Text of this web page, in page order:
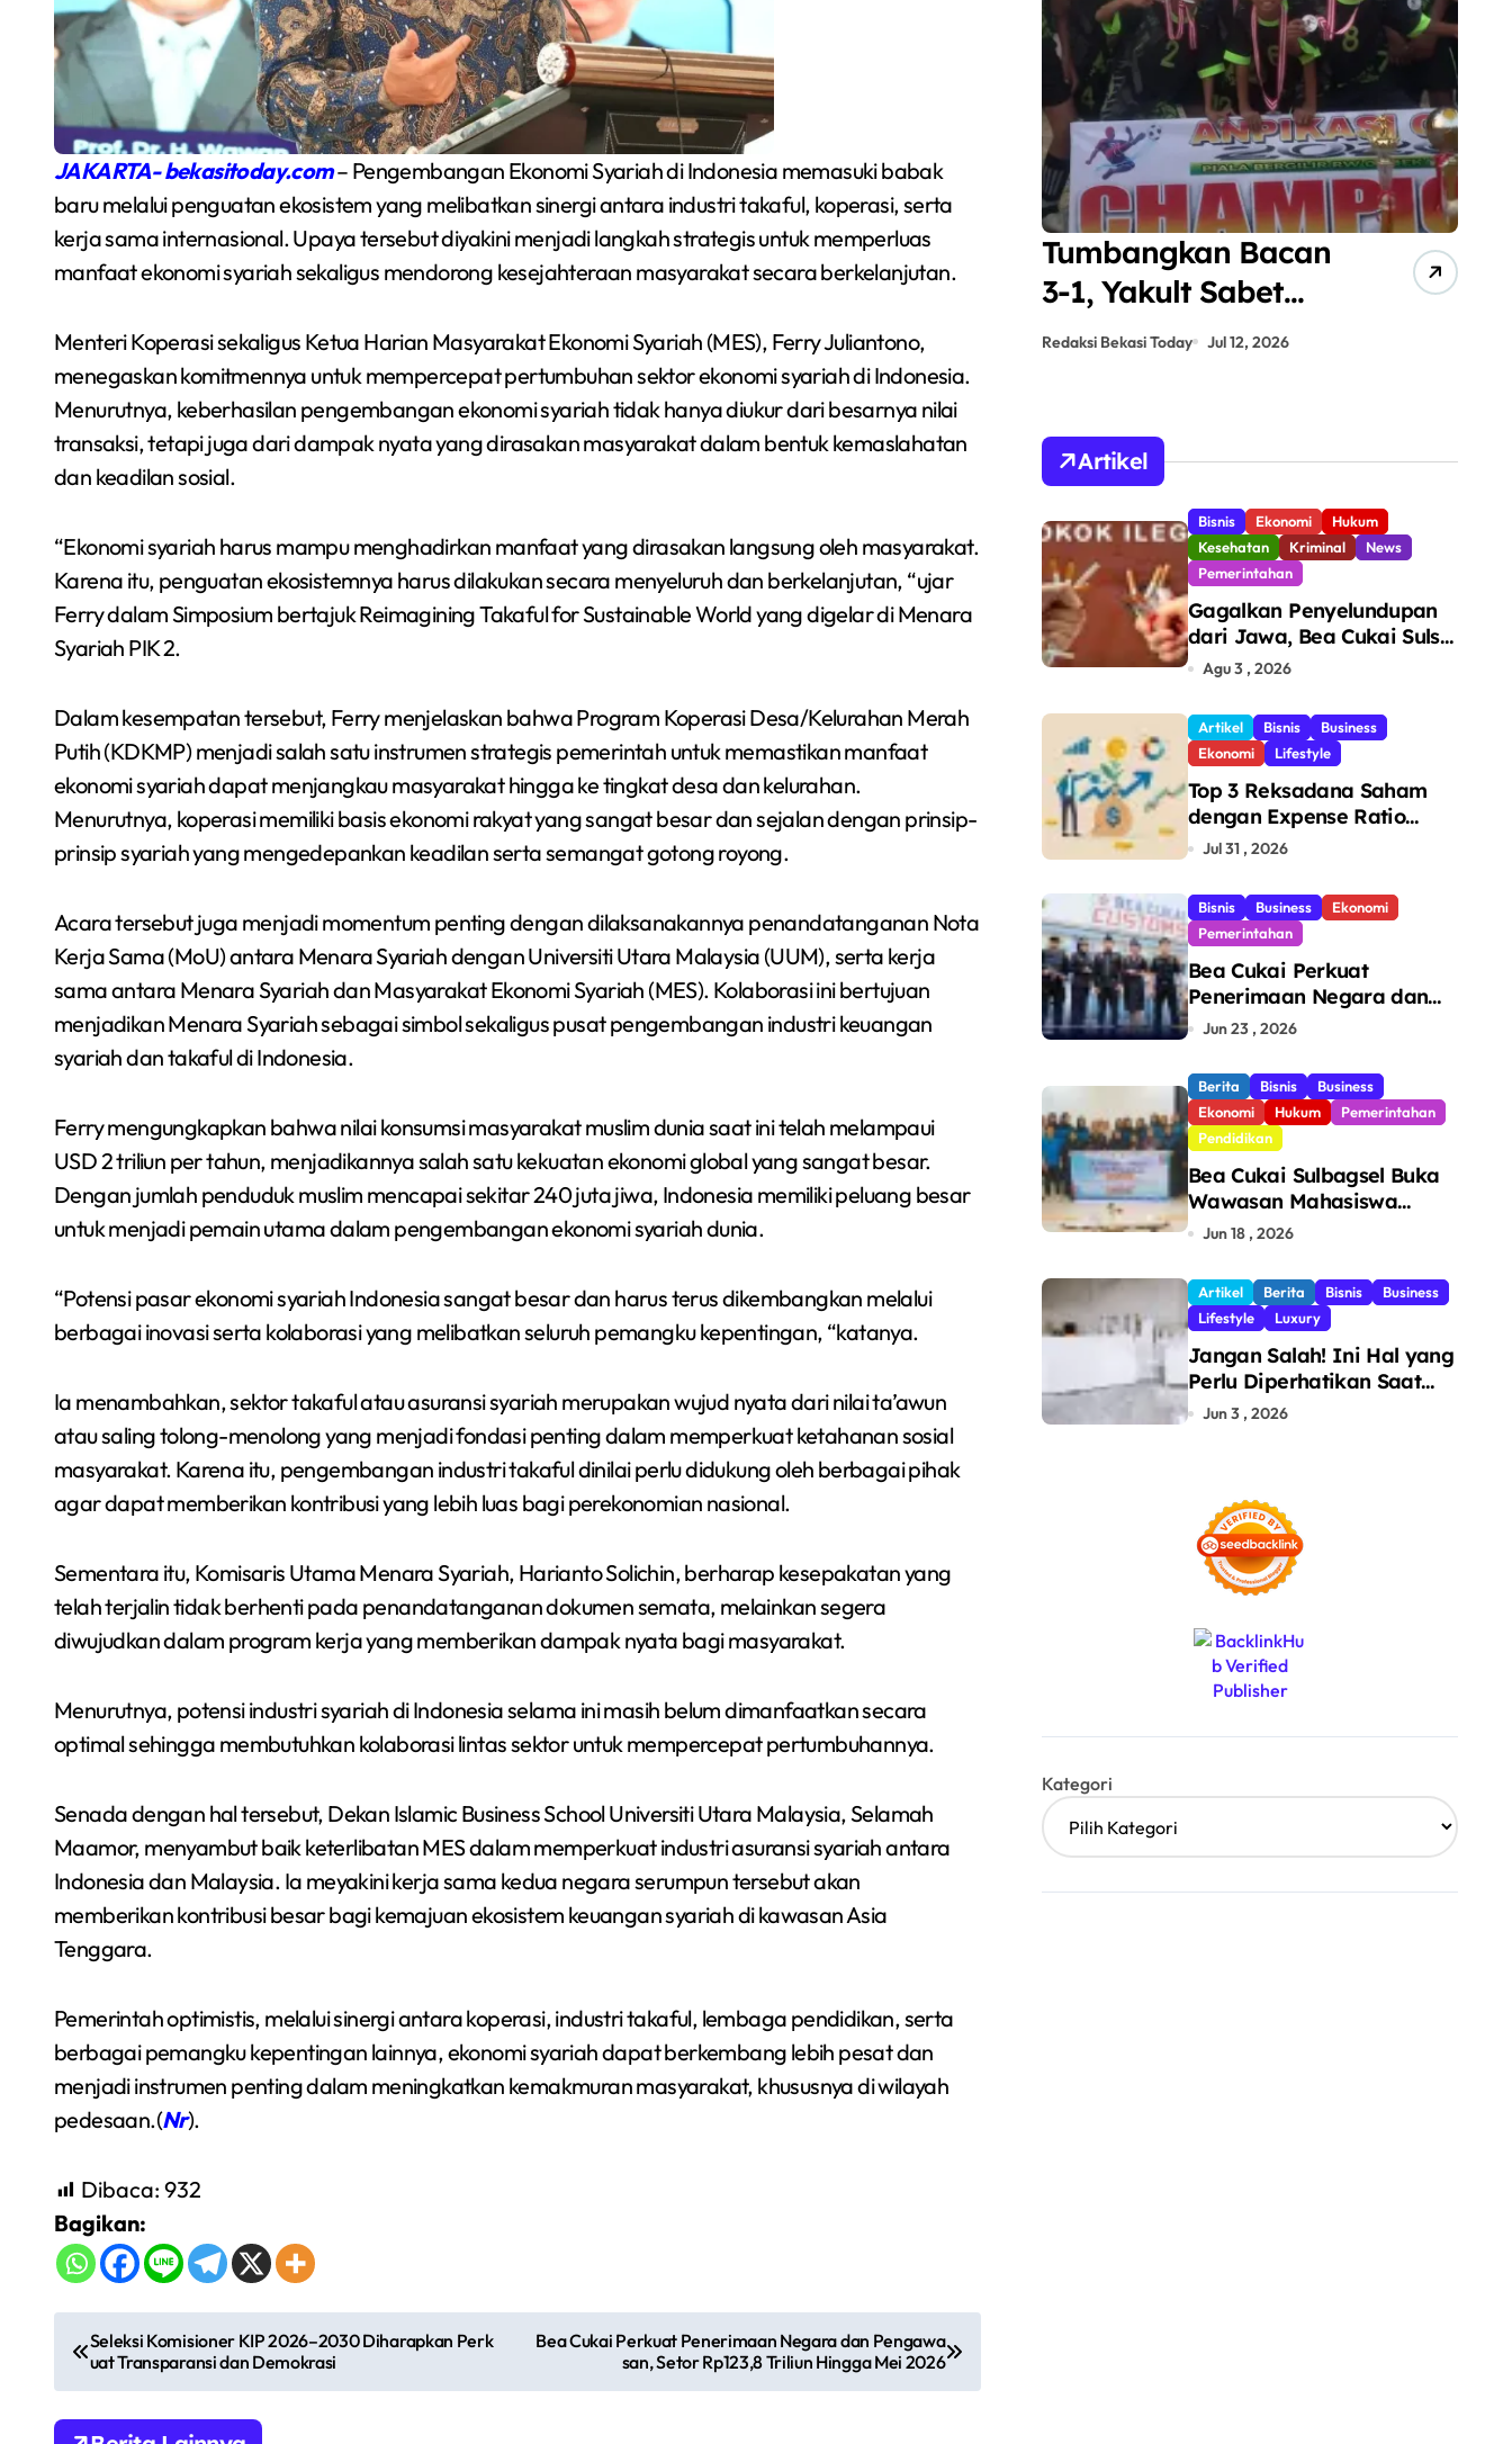
JAKARTA- bekasitoday.com– Pengembangan Ekonomi Syariah di Indonesia memasuki babak
baru melalui penguatan ekosistem yang melibatkan sinergi antara industri takaful, koperasi, serta
kerja sama internasional. Upaya tersebut diyakini menjadi langkah strategis untuk memperluas
manfaat ekonomi syariah sekaligus mendorong kesejahteraan masyarakat secara berkelanjutan.
Menteri Koperasi sekaligus Ketua Harian Masyarakat Ekonomi Syariah (MES), Ferry Juliantono,
menegaskan komitmennya untuk mempercepat pertumbuhan sektor ekonomi syariah di Indonesia.
Menurutnya, keberhasilan pengembangan ekonomi syariah tidak hanya diukur dari besarnya nilai
transaksi, tetapi juga dari dampak nyata yang dirasakan masyarakat dalam bentuk kemaslahatan
dan keadilan sosial.
“Ekonomi syariah harus mampu menghadirkan manfaat yang dirasakan langsung oleh masyarakat.
Karena itu, penguatan ekosistemnya harus dilakukan secara menyeluruh dan berkelanjutan, “ujar
Ferry dalam Simposium bertajuk Reimagining Takaful for Sustainable World yang digelar di Menara
Syariah PIK 2.
Dalam kesempatan tersebut, Ferry menjelaskan bahwa Program Koperasi Desa/Kelurahan Merah
Putih (KDKMP) menjadi salah satu instrumen strategis pemerintah untuk memastikan manfaat
ekonomi syariah dapat menjangkau masyarakat hingga ke tingkat desa dan kelurahan.
Menurutnya, koperasi memiliki basis ekonomi rakyat yang sangat besar dan sejalan dengan prinsip-
prinsip syariah yang mengedepankan keadilan serta semangat gotong royong.
Acara tersebut juga menjadi momentum penting dengan dilaksanakannya penandatanganan Nota
Kerja Sama (MoU) antara Menara Syariah dengan Universiti Utara Malaysia (UUM), serta kerja
sama antara Menara Syariah dan Masyarakat Ekonomi Syariah (MES). Kolaborasi ini bertujuan
menjadikan Menara Syariah sebagai simbol sekaligus pusat pengembangan industri keuangan
syariah dan takaful di Indonesia.
Ferry mengungkapkan bahwa nilai konsumsi masyarakat muslim dunia saat ini telah melampaui
USD 2 triliun per tahun, menjadikannya salah satu kekuatan ekonomi global yang sangat besar.
Dengan jumlah penduduk muslim mencapai sekitar 240 juta jiwa, Indonesia memiliki peluang besar
untuk menjadi pemain utama dalam pengembangan ekonomi syariah dunia.
“Potensi pasar ekonomi syariah Indonesia sangat besar dan harus terus dikembangkan melalui
berbagai inovasi serta kolaborasi yang melibatkan seluruh pemangku kepentingan, “katanya.
Ia menambahkan, sektor takaful atau asuransi syariah merupakan wujud nyata dari nilai ta’awun
atau saling tolong-menolong yang menjadi fondasi penting dalam memperkuat ketahanan sosial
masyarakat. Karena itu, pengembangan industri takaful dinilai perlu didukung oleh berbagai pihak
agar dapat memberikan kontribusi yang lebih luas bagi perekonomian nasional.
Sementara itu, Komisaris Utama Menara Syariah, Harianto Solichin, berharap kesepakatan yang
telah terjalin tidak berhenti pada penandatanganan dokumen semata, melainkan segera
diwujudkan dalam program kerja yang memberikan dampak nyata bagi masyarakat.
Menurutnya, potensi industri syariah di Indonesia selama ini masih belum dimanfaatkan secara
optimal sehingga membutuhkan kolaborasi lintas sektor untuk mempercepat pertumbuhannya.
Senada dengan hal tersebut, Dekan Islamic Business School Universiti Utara Malaysia, Selamah
Maamor, menyambut baik keterlibatan MES dalam memperkuat industri asuransi syariah antara
Indonesia dan Malaysia. Ia meyakini kerja sama kedua negara serumpun tersebut akan
memberikan kontribusi besar bagi kemajuan ekosistem keuangan syariah di kawasan Asia
Tenggara.
Pemerintah optimistis, melalui sinergi antara koperasi, industri takaful, lembaga pendidikan, serta
berbagai pemangku kepentingan lainnya, ekonomi syariah dapat berkembang lebih pesat dan
menjadi instrumen penting dalam meningkatkan kemakmuran masyarakat, khususnya di wilayah
pedesaan.(Nr).
Dibaca: 932
Bagikan:
N
a
v
Seleksi Komisioner KIP 2026–2030 Diharapkan Perk
uat Transparansi dan Demokrasi
Bea Cukai Perkuat Penerimaan Negara dan Pengawa
san, Setor Rp123,8 Triliun Hingga Mei 2026
Semarakkan Budaya
Gowes Malam, Warga
Inisiasi Gerakan Night
Ride Rutin di Babelan
Redaksi Bekasi Today Agu 1, 2026
Siswa SMPN 1
Cikarang Selatan Raih
Medali Perak di
Kejuaraan Sambo
Open Gubernur Cup
Sumsel 2026
Redaksi Bekasi Today Jul 30, 2026
Tumbangkan Bacan
3-1, Yakult Sabet
Gelar Juara
Redaksi Bekasi Today Jul 12, 2026
Artikel
Bisnis Ekonomi
Hukum
Kesehatan
Kriminal
News
Pemerintahan
Gagalkan Penyelundupan
dari Jawa, Bea Cukai Sulsel
Sita 7,8 Juta Batang Rokok
di Makassar
Agu 3 , 2026
Artikel Bisnis
Business
Ekonomi
Lifestyle
Top 3 Reksadana Saham
dengan Expense Ratio
Terendah
Jul 31 , 2026
Bisnis Business
Ekonomi
Pemerintahan
Bea Cukai Perkuat
Penerimaan Negara dan
Pengawasan, Setor Rp123,8
Jun 23 , 2026
Berita Bisnis
Business
Ekonomi
Hukum
Pemerintahan
Pendidikan
Bea Cukai Sulbagsel Buka
Wawasan Mahasiswa
Politeknik Bosowa tentang
dan Pencegahan Barang
Ilegal
Jun 18 , 2026
Artikel Berita Bisnis
Business
Lifestyle
Luxury
Jangan Salah! Ini Hal yang
Perlu Diperhatikan Saat
Pasang Big Slab
Jun 3 , 2026
Kategori